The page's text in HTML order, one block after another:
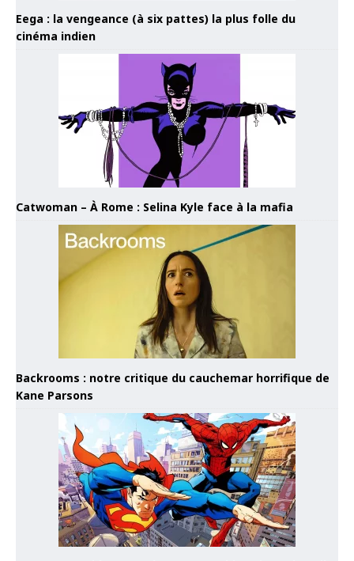
Eega : la vengeance (à six pattes) la plus folle du
cinéma indien
Catwoman – À Rome : Selina Kyle face à la mafia
Backrooms : notre critique du cauchemar horrifique de
Kane Parsons